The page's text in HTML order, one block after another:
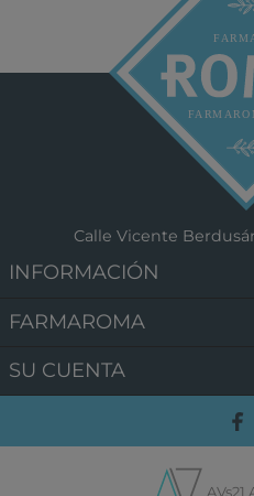
Calle Vicente
INFORMACIÓN
FARMAROMA
SU CUENTA